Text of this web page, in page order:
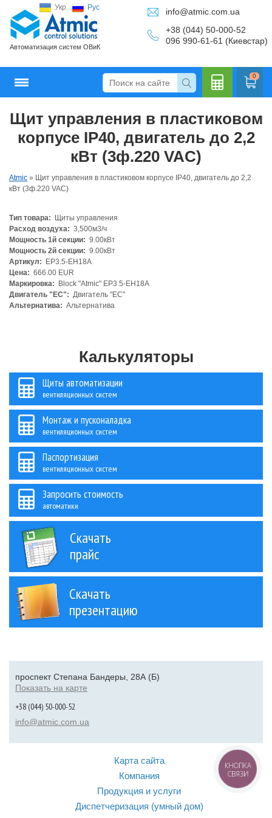
Укр Рус
Автоматизация систем ОВиК
info@atmic.com.ua
+38 (044) 50-000-52
096 990-61-61 (Киевстар)
0
Щит управления в пластиковом
корпусе IP40, двигатель до 2,2
кВт (3ф.220 VAC)
Atmic » Щит управления в пластиковом корпусе IP40, двигатель до 2,2
кВт (3ф.220 VAC)
Тип товара:
Щиты управления
Расход воздуха: 3,500м3/ч
Мощность 1й секции: 9.00кВт
Мощность 2й секции: 9.00кВт
Артикул:
EP3.5-EH18A
Цена: 666.00 EUR
Маркировка:
Block "Atmic" EP3.5-EH18A
Двигатель "ЕС": Двигатель "ЕС"
Альтернатива: Альтернатива
Калькуляторы
Щиты автоматизации
вентиляционных систем
Монтаж и пусконаладка
вентиляционных систем
Паспортизация
вентиляционных систем
Запросить стоимость
автоматики
Скачать
прайс
Скачать
презентацию
проспект Степана Бандеры, 28А (Б)
Показать на карте
+38 (044) 50-000-52
info@atmic.com.ua
Карта сайта
Компания
Продукция и услуги
Диспетчеризация (умный дом)
КНОПКА
СВЯЗИ